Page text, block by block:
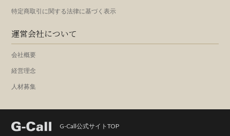
特定商取引に関する法律に基づく表示
運営会社について
会社概要
経営理念
人材募集
G-Call公式サイトTOP